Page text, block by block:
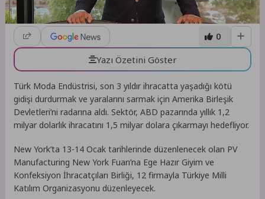
0
Yazı Özetini Göster
Türk Moda Endüstrisi, son 3 yıldır ihracatta yaşadığı kötü
gidişi durdurmak ve yaralarını sarmak için Amerika Birleşik
Devletleri’ni radarına aldı. Sektör, ABD pazarında yıllık 1,2
milyar dolarlık ihracatını 1,5 milyar dolara çıkarmayı hedefliyor.
New York’ta 13-14 Ocak tarihlerinde düzenlenecek olan PV
Manufacturing New York Fuarı’na Ege Hazır Giyim ve
Konfeksiyon İhracatçıları Birliği, 12 firmayla Türkiye Milli
Katılım Organizasyonu düzenleyecek.